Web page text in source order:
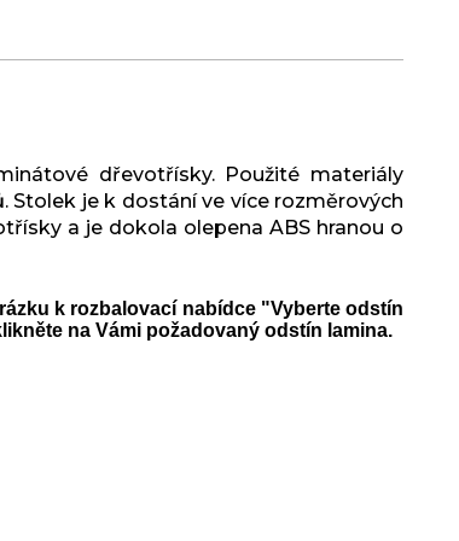
dřevotřísky. Použité materiály
. Stolek je k dostání ve více rozměrových
a je dokola olepena ABS hranou o
k rozbalovací nabídce "Vyberte odstín
na Vámi požadovaný odstín lamina.